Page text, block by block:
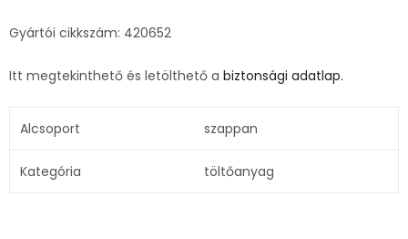
Gyártói cikkszám: 420652
Itt megtekinthető és letölthető a biztonsági adatlap.
Alcsoport szappan
Kategória töltőanyag